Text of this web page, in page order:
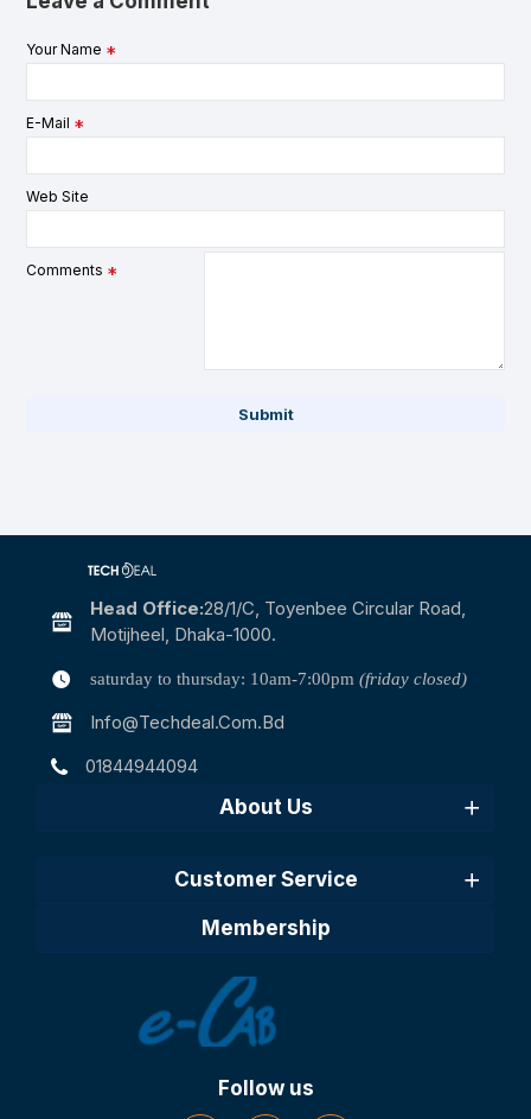
Your Name
E-Mail
Web Site
Comments
Submit
Head Office:28/1/c, Toyenbee Circular Road,
Motijheel, Dhaka-1000.
saturday to thursday: 10am-7:00pm (friday closed)
Info@techdeal.com.bd
01844944094
About Us
Customer Service
Membership
Follow us